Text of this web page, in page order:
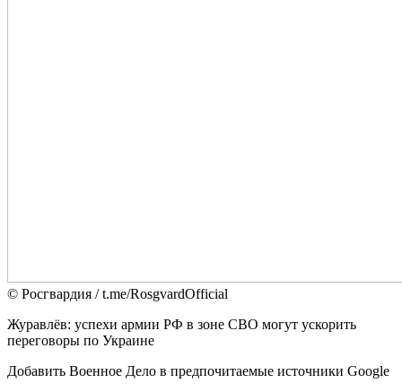
© Росгвардия / t.me/RosgvardOfficial
Журавлёв: успехи армии РФ в зоне СВО могут ускорить
переговоры по Украине
Добавить Военное Дело в предпочитаемые источники Google